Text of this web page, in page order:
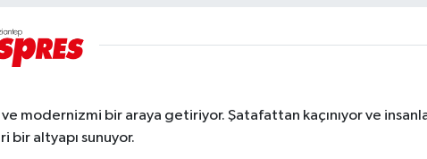
modernizmi bir araya getiriyor. Şatafattan kaçınıyor ve
bir altyapı sunuyor.